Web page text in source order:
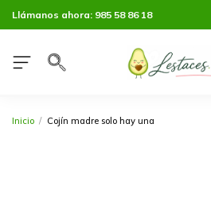
Llámanos ahora: 985 58 86 18
Inicio Cojín madre solo hay una